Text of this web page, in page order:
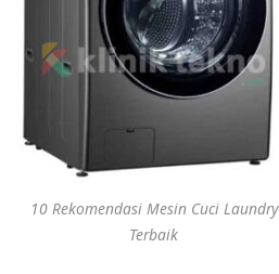
10 Rekomendasi Mesin Cuci Laundry
Terbaik